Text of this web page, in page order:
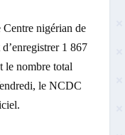
Centre nigérian de
1 867
le nombre total
le NCDC